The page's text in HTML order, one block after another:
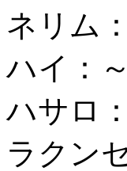
ネリム：
ハイ：
ハサロ：
ラクン